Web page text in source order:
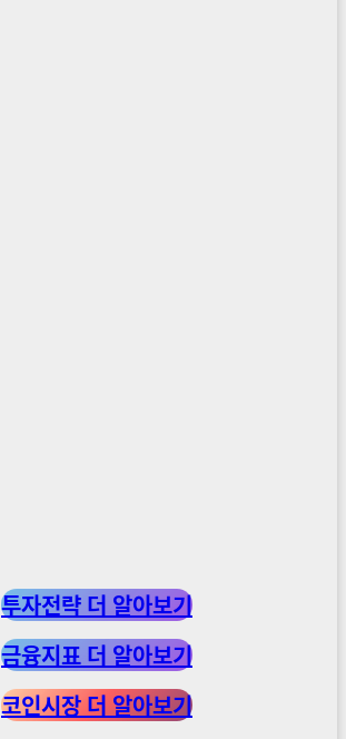
투자전략 더 알아보기
금융지표 더 알아보기
코인시장 더 알아보기